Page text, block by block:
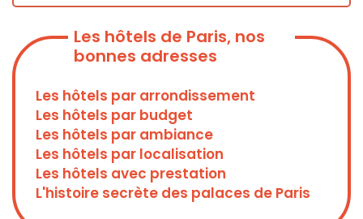
Les hôtels de Paris, nos
bonnes adresses
Les hôtels par arrondissement
Les hôtels par budget
Les hôtels par ambiance
Les hôtels par localisation
Les hôtels avec prestation
L'histoire secrète des palaces de Paris